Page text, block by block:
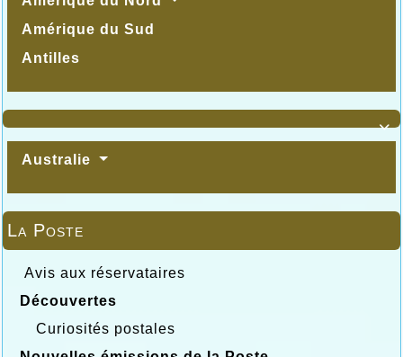
Amérique du Sud
Antilles

Australie
La Poste
Avis aux réservataires
Découvertes
Curiosités postales